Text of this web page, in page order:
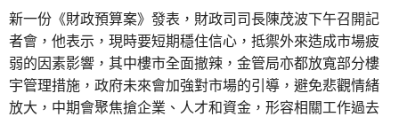
新一份《財政預算案》發表，財政司司長陳茂波下午召開記
者會，他表示，現時要短期穩住信心，抵禦外來造成市場疲
弱的因素影響，其中樓市全面撤辣，金管局亦都放寬部分樓
宇管理措施，政府未來會加強對市場的引導，避免悲觀情緒
放大，中期會聚焦搶企業、人才和資金，形容相關工作過去